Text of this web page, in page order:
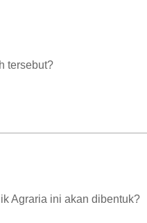
tersebut?
Agraria ini akan dibentuk?